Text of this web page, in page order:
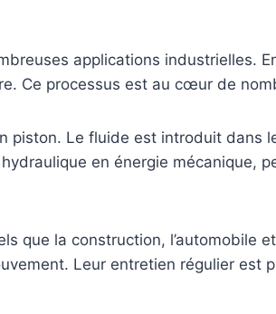
applications industrielles.
Ce processus est au cœur de
piston. Le fluide est introduit
en énergie mécanique,
que la construction, l’automobile
Leur entretien régulier est